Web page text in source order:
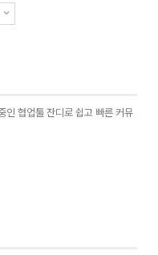
협업툴 잔디로 쉽고 빠른 커뮤